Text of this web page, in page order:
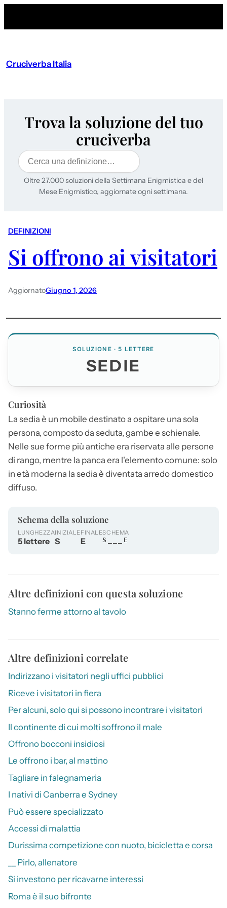
Cruciverba Italia
Trova la soluzione del tuo
cruciverba
Cerca
Oltre 27.000 soluzioni della Settimana Enigmistica e del
Mese Enigmistico, aggiornate ogni settimana.
DEFINIZIONI
Si offrono ai visitatori
AggiornatoGiugno 1, 2026
SOLUZIONE · 5 LETTERE
SEDIE
Curiosità
La sedia è un mobile destinato a ospitare una sola
persona, composto da seduta, gambe e schienale.
Nelle sue forme più antiche era riservata alle persone
di rango, mentre la panca era l'elemento comune: solo
in età moderna la sedia è diventata arredo domestico
diffuso.
Schema della soluzione
LUNGHEZZA
5 lettere
INIZIALE
S
FINALE
E
SCHEMA
S___E
Altre definizioni con questa soluzione
Stanno ferme attorno al tavolo
Altre definizioni correlate
Indirizzano i visitatori negli uffici pubblici
Riceve i visitatori in fiera
Per alcuni, solo qui si possono incontrare i visitatori
Il continente di cui molti soffrono il male
Offrono bocconi insidiosi
Le offrono i bar, al mattino
Tagliare in falegnameria
I nativi di Canberra e Sydney
Può essere specializzato
Accessi di malattia
Durissima competizione con nuoto, bicicletta e corsa
__ Pirlo, allenatore
Si investono per ricavarne interessi
Roma è il suo bifronte